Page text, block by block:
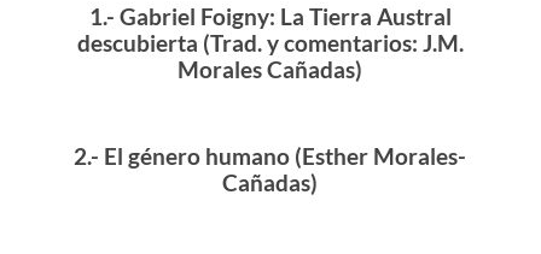
1.- Gabriel Foigny: La Tierra Austral
descubierta (Trad. y comentarios: J.M.
Morales Cañadas)
2.- El género humano (Esther Morales-
Cañadas)